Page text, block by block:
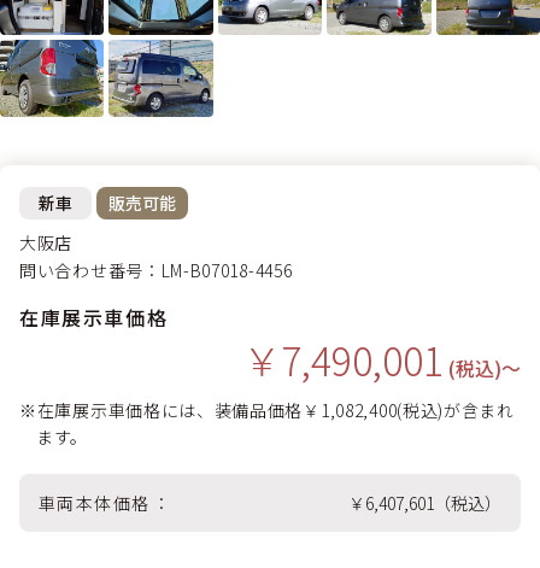
新車
販売可能
大阪店
問い合わせ番号：LM-B07018-4456
在庫展示車価格
￥7,490,001 (税込)〜
※在庫展示車価格には、装備品価格￥1,082,400(税込)が含まれ
ます。
車両本体価格 ￥6,407,601（税込）